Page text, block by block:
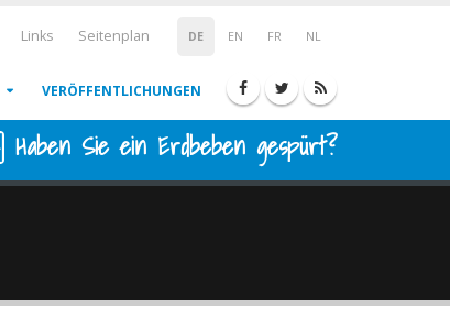
DE EN FR NL
Links Seitenplan
VERÖFFENTLICHUNGEN
Haben Sie ein Erdbeben gespürt?